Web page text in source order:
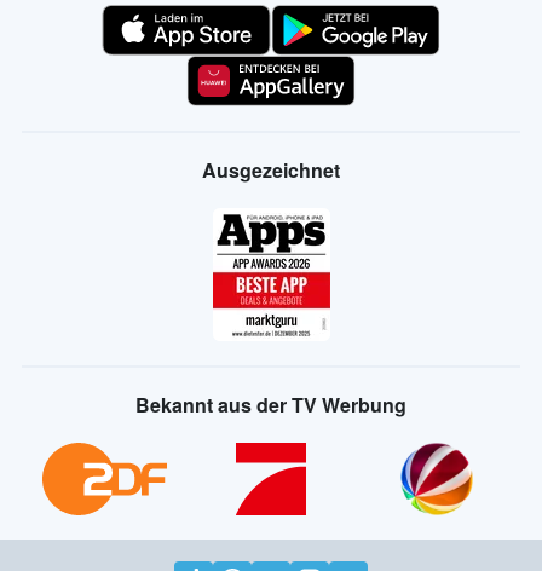
Ausgezeichnet
Bekannt aus der TV Werbung